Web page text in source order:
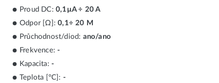
Proud DC: 0,1µA ÷ 20 A
Odpor [Ω]:0,1÷ 20 M
Průchodnost/diod: ano/ano
Frekvence:-
Kapacita: -
Teplota [°C]: -